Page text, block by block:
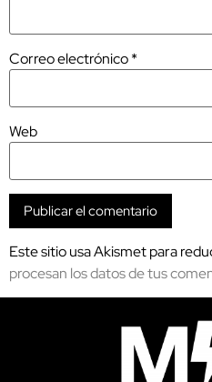
Correo electrónico*
Web
Este sitio usa Akismet para
procesan los datos de tus